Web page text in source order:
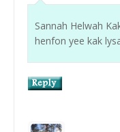
Sannah Helwah
henfon yee kak